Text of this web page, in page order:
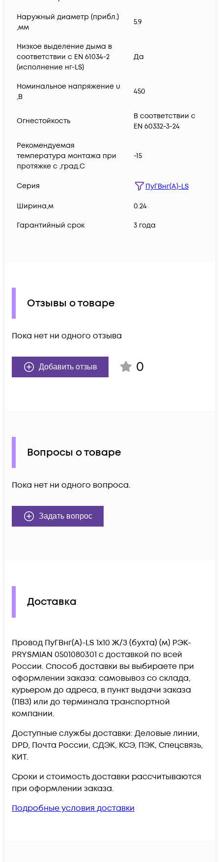
Наружный диаметр (прибл.)
,мм
5.9
Низкое выделение дыма в
соответствии с EN 61034-2
(исполнение нг-LS)
Да
Номинальное напряжение u
,В
450
Огнестойкость
В соответствии с
EN 60332-3-24
Рекомендуемая
температура монтажа при
протяжке с ,град.C
-15
Серия ПуГВнг(А)-LS
Ширина,м 0.24
Гарантийный срок 3 года
Отзывы о товаре
Пока нет ни одного отзыва
Добавить отзыв 0
Вопросы о товаре
Пока нет ни одного вопроса.
Задать вопрос
Доставка
Провод ПуГВнг(А)-LS 1х10 Ж/З (бухта) (м) РЭК-
PRYSMIAN 0501080301 c доставкой по всей
России. Способ доставки вы выбираете при
оформлении заказа: самовывоз со склада,
курьером до адреса, в пункт выдачи заказа
(ПВЗ) или до терминала транспортной
компании.
Доступные службы доставки: Деловые линии,
DPD, Почта России, СДЭК, КСЭ, ПЭК, Спецсвязь,
КИТ.
Сроки и стоимость доставки рассчитываются
при оформлении заказа.
Подробные условия доставки